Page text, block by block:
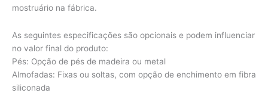
mostruário na fábrica.
As seguintes especificações são opcionais e podem influenciar
no valor final do produto:
Pés: Opção de pés de madeira ou metal
Almofadas: Fixas ou soltas, com opção de enchimento em fibra
siliconada